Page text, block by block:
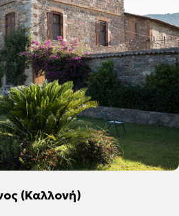
(Καλλονή)